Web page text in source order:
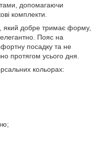
допомагаючи
комплекти.
який добре тримає форму,
Пояс на
посадку та не
протягом усього дня.
кольорах: